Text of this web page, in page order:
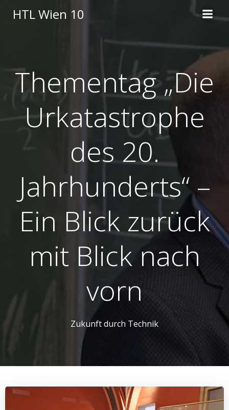
HTL Wien 10
Thementag „Die
Urkatastrophe
des 20.
Jahrhunderts“ –
Ein Blick zurück
mit Blick nach
vorn
Zukunft durch Technik